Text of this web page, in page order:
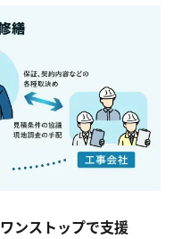
ワンストップで支援